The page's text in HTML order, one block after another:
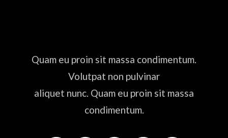
Quam eu proin sit massa condimentum.
Volutpat non pulvinar
aliquet nunc. Quam eu proin sit massa
condimentum.